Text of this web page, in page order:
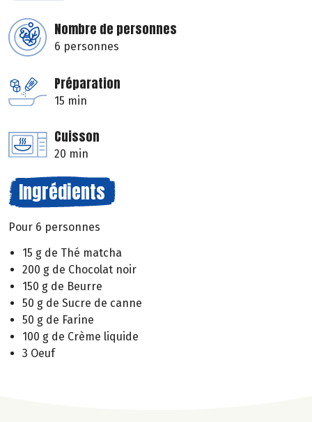
Nombre de personnes
6 personnes
Préparation
15 min
Cuisson
20 min
Ingrédients
Pour 6 personnes
15 g de Thé matcha
200 g de Chocolat noir
150 g de Beurre
50 g de Sucre de canne
50 g de Farine
100 g de Crème liquide
3 Oeuf